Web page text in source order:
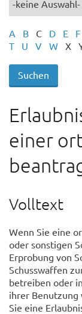
A B C D E F
T
U V W X
einer
Volltext
Wenn Sie eine
oder sonstigen
Erprobung von
Schusswaffen
betreiben oder
ihrer Benutzung
Sie eine